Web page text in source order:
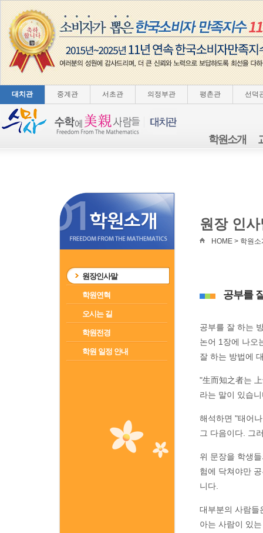
대치관 중계관 서초관 의정부관 평촌관 선덕
학원소개
원장인사말
학원연혁
오시는 길
학원전경
학원 일정 안내
원장 인
HOME > 학원
공부를
공부를 잘 하는
논어 1장에 나오
잘 하는 방법에
"生而知之者는
라는 말이 있습
해석하면 "태어
그 다음이다. 그
위 문장을 학생
험에 닥쳐야만
니다.
대부분의 사람들
아는 사람이 있